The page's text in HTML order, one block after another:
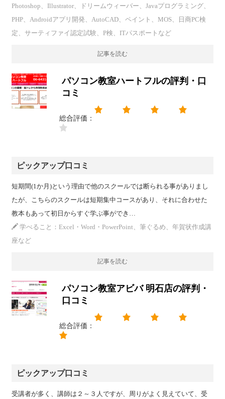
Photoshop、Illustrator、ドリームウィーバー、Javaプログラミング、
PHP、Androidアプリ開発、AutoCAD、ペイント、MOS、日商PC検
定、サーティファイ認定試験、P検、ITパスポートなど
記事を読む
パソコン教室ハートフルの評判・口
コミ
総合評価：
ピックアップ口コミ
短期間(1か月)という理由で他のスクールでは断られる事がありまし
たが、こちらのスクールは短期集中コースがあり、それに合わせた
教本もあって初日からすぐ学ぶ事ができ…
学べること：Excel・Word・PowerPoint、筆ぐるめ、年賀状作成講
座など
記事を読む
パソコン教室アビバ 明石店の評判・
口コミ
総合評価：
ピックアップ口コミ
受講者が多く、講師は２～３人ですが、周りがよく見えていて、受